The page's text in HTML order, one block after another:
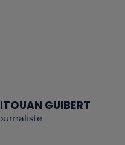
GUIBERT